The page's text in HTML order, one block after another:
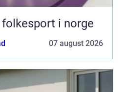
i norge
07 august 2026